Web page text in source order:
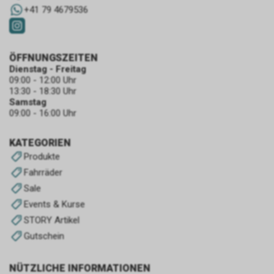
+41 79 4679536
KATEGORIEN
Produkte
Fahrräder
Sale
Events & Kurse
STORY Artikel
Gutschein
NÜTZLICHE INFORMATIONEN
ÖFFNUNGSZEITEN
Dienstag - Freitag
09:00 - 12:00 Uhr
13:30 - 18:30 Uhr
Samstag
09:00 - 16:00 Uhr